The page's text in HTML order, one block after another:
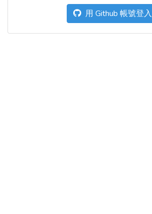
用 Github 帳號登入